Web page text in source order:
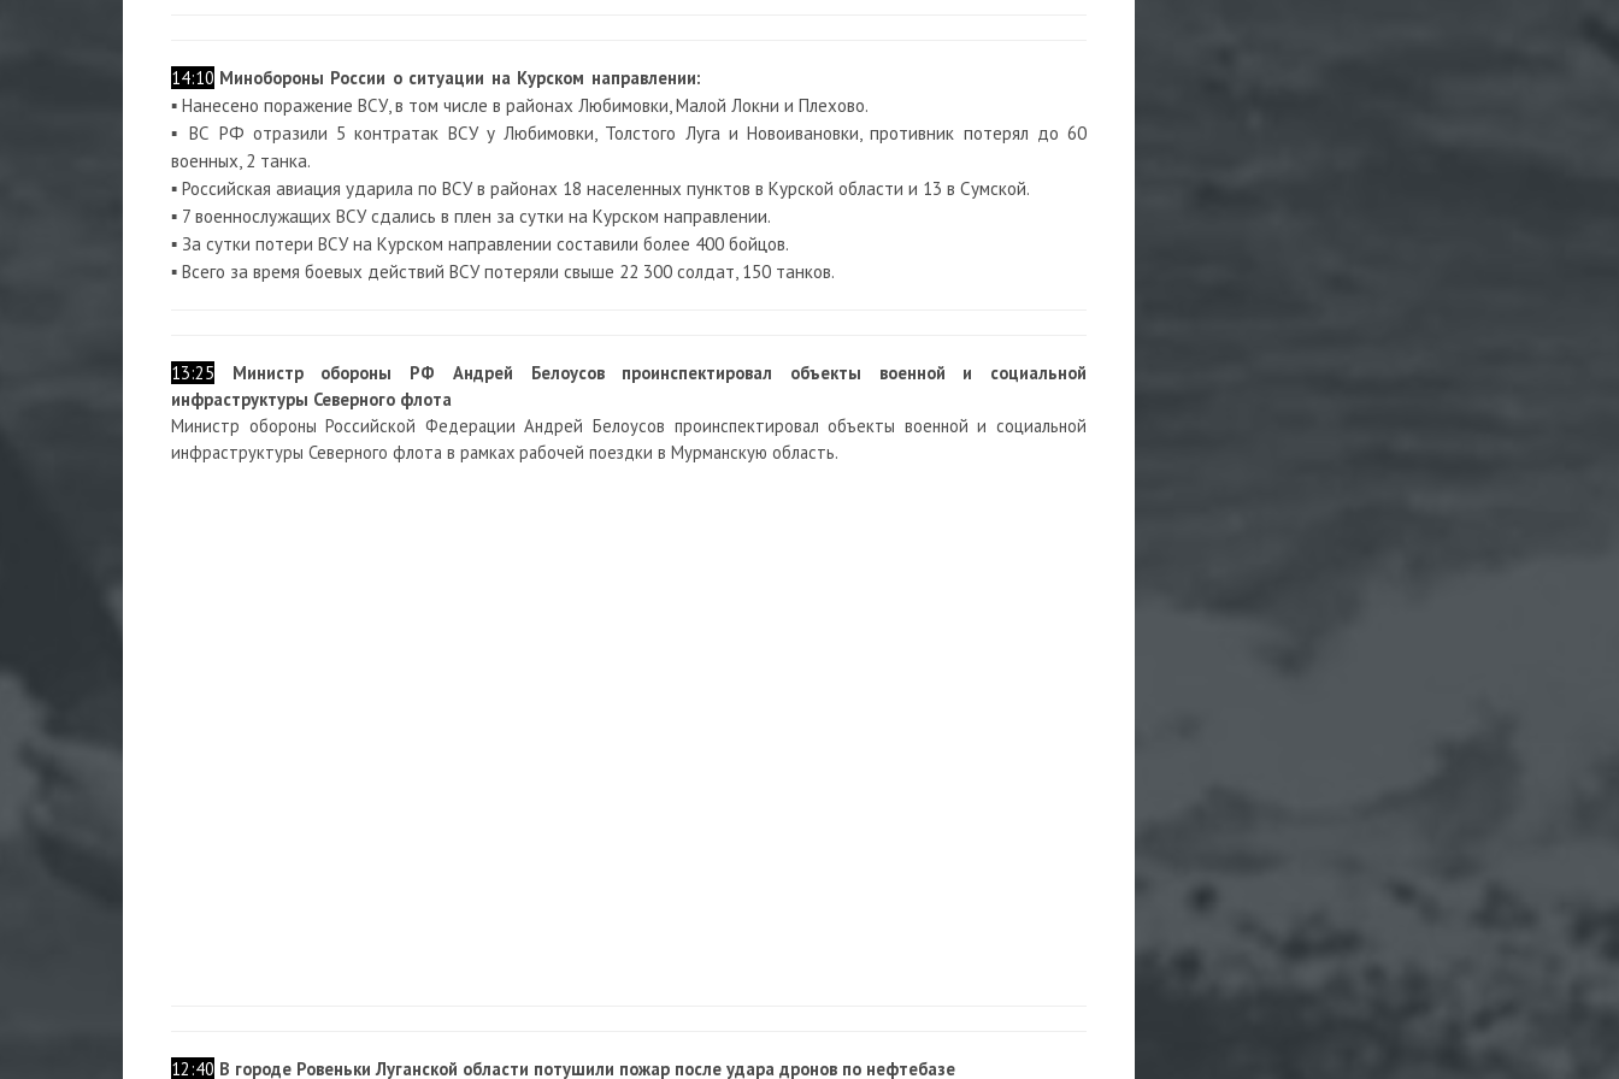
14:10 Минобороны России о ситуации на Курском направлении:
▪️ Нанесено поражение ВСУ, в том числе в районах Любимовки, Малой Локни и Плехово.
▪️ ВС РФ отразили 5 контратак ВСУ у Любимовки, Толстого Луга и Новоивановки, противник потерял до 60
военных, 2 танка.
▪️ Российская авиация ударила по ВСУ в районах 18 населенных пунктов в Курской области и 13 в Сумской.
▪️ 7 военнослужащих ВСУ сдались в плен за сутки на Курском направлении.
▪️ За сутки потери ВСУ на Курском направлении составили более 400 бойцов.
▪️ Всего за время боевых действий ВСУ потеряли свыше 22 300 солдат, 150 танков.
13:25
Министр обороны РФ Андрей Белоусов проинспектировал объекты военной и социальной
инфраструктуры Северного флота
Министр обороны Российской Федерации Андрей Белоусов проинспектировал объекты военной и социальной
инфраструктуры Северного флота в рамках рабочей поездки в Мурманскую область.
12:40 В городе Ровеньки Луганской области потушили пожар после удара дронов по нефтебазе